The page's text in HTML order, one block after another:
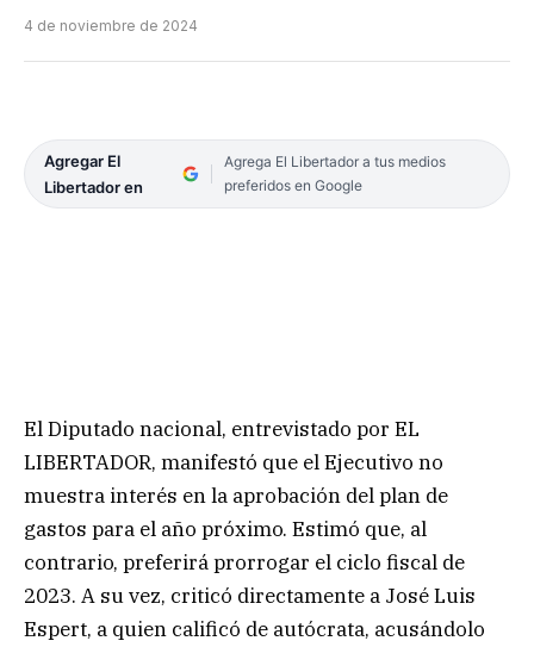
4 de noviembre de 2024
Agregar El
Libertador en
Agrega El Libertador a tus medios
preferidos en Google
El Diputado nacional, entrevistado por EL
LIBERTADOR, manifestó que el Ejecutivo no
muestra interés en la aprobación del plan de
gastos para el año próximo. Estimó que, al
contrario, preferirá prorrogar el ciclo fiscal de
2023. A su vez, criticó directamente a José Luis
Espert, a quien calificó de autócrata, acusándolo